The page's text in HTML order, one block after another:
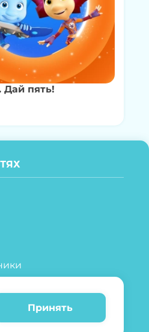
Дай пять!
Принять